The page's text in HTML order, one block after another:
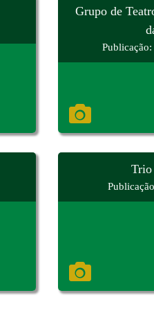
Grupo de
Trio